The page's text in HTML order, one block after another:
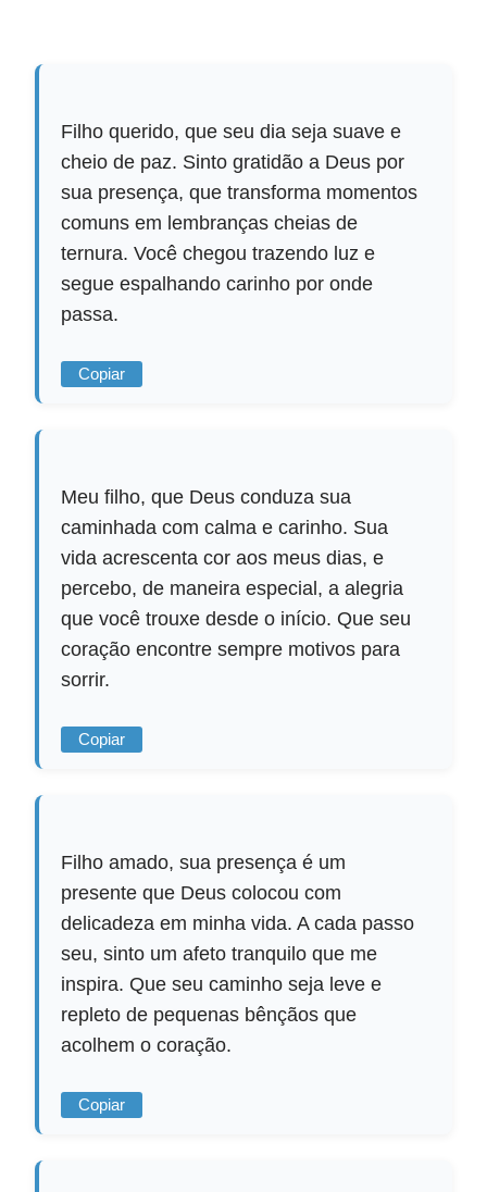
Filho querido, que seu dia seja suave e
cheio de paz. Sinto gratidão a Deus por
sua presença, que transforma momentos
comuns em lembranças cheias de
ternura. Você chegou trazendo luz e
segue espalhando carinho por onde
passa.
Copiar
Meu filho, que Deus conduza sua
caminhada com calma e carinho. Sua
vida acrescenta cor aos meus dias, e
percebo, de maneira especial, a alegria
que você trouxe desde o início. Que seu
coração encontre sempre motivos para
sorrir.
Copiar
Filho amado, sua presença é um
presente que Deus colocou com
delicadeza em minha vida. A cada passo
seu, sinto um afeto tranquilo que me
inspira. Que seu caminho seja leve e
repleto de pequenas bênçãos que
acolhem o coração.
Copiar